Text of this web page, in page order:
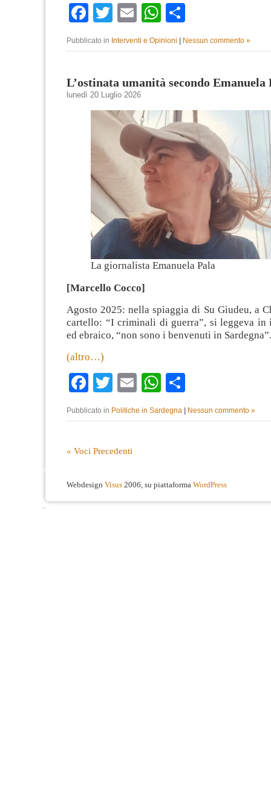
Facebook
TwitterEmailWhatsApp
Pubblicato in Interventi e Opinioni Nessun commento »
L’ostinata umanità secondo Emanuela
lunedì 20 Luglio 2026
La giornalista Emanuela Pala
[Marcello Cocco]
Agosto 2025: nella spiaggia di Su Giudeu, a
cartello: “I criminali di guerra”, si leggeva in
ed ebraico, “non sono i benvenuti in Sardegna”.
(altro…)
Facebook
TwitterEmailWhatsApp
Pubblicato in Politiche in Sardegna Nessun commento »
« Voci Precedenti
Webdesign Visus 2006, su piattaforma WordPress